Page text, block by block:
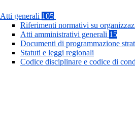
Atti generali 105
Riferimenti normativi su
Atti amministrativi generali 15
Documenti di programmazione
Statuti e leggi regionali
Codice disciplinare e codice di